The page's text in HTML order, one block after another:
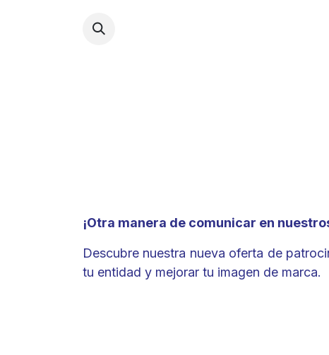
¡Otra manera de comunicar en
Descubre nuestra nueva oferta de
tu entidad y mejorar tu imagen de marca.